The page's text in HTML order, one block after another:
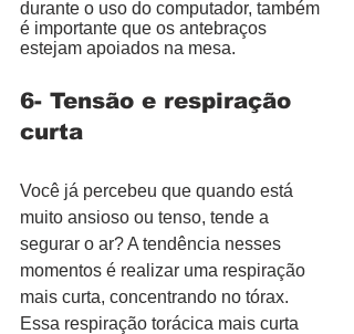
durante o uso do computador, também
é importante que os antebraços
estejam apoiados na mesa.
6- Tensão e respiração
curta
Você já percebeu que quando está
muito ansioso ou tenso, tende a
segurar o ar? A tendência nesses
momentos é realizar uma respiração
mais curta, concentrando no tórax.
Essa respiração torácica mais curta